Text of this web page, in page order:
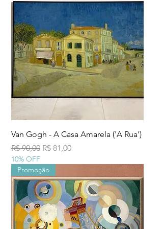
Van Gogh - A Casa Amarela ('A Rua')
Preço normal
R$ 90,00 Preço promocional
R$ 81,00
10% OFF
Promoção